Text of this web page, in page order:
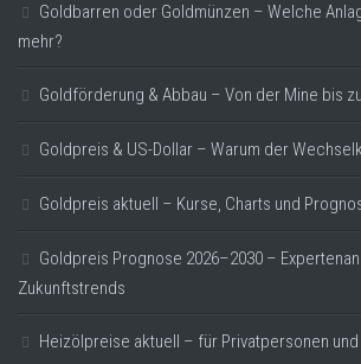
Goldbarren oder Goldmünzen – Welche
mehr?
Goldförderung & Abbau – Von der Mine bis
Goldpreis & US-Dollar – Warum der
Goldpreis aktuell – Kurse, Charts und
Goldpreis Prognose 2026–2030 –
Zukunftstrends
Heizölpreise aktuell – für Privatpersonen